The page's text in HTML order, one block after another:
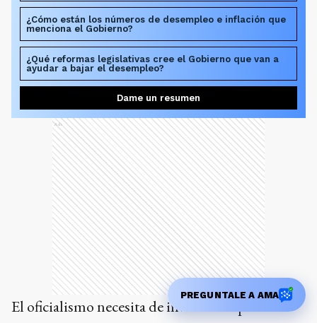
¿Cómo están los números de desempleo e inflación que
menciona el Gobierno?
¿Qué reformas legislativas cree el Gobierno que van a
ayudar a bajar el desempleo?
Dame un resumen
Ads
El oficialismo necesita de inversiones para
PREGUNTALE A AMA